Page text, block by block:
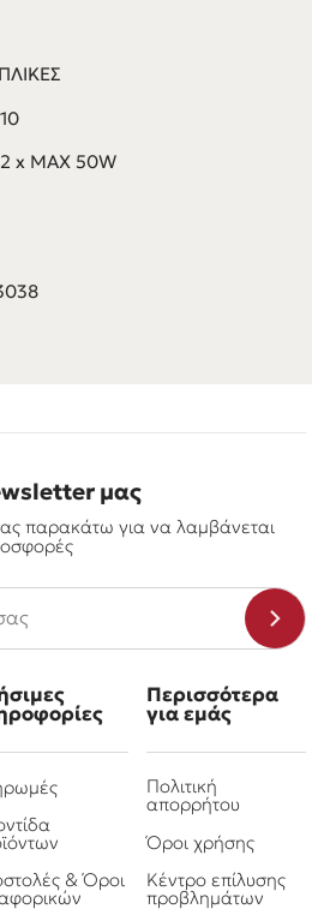
2 x MAX 50W
μας
παρακάτω για να λαμβάνεται
& Όροι
Περισσότερα
για εμάς
Πολιτική
απορρήτου
Όροι χρήσης
Κέντρο επίλυσης
προβλημάτων